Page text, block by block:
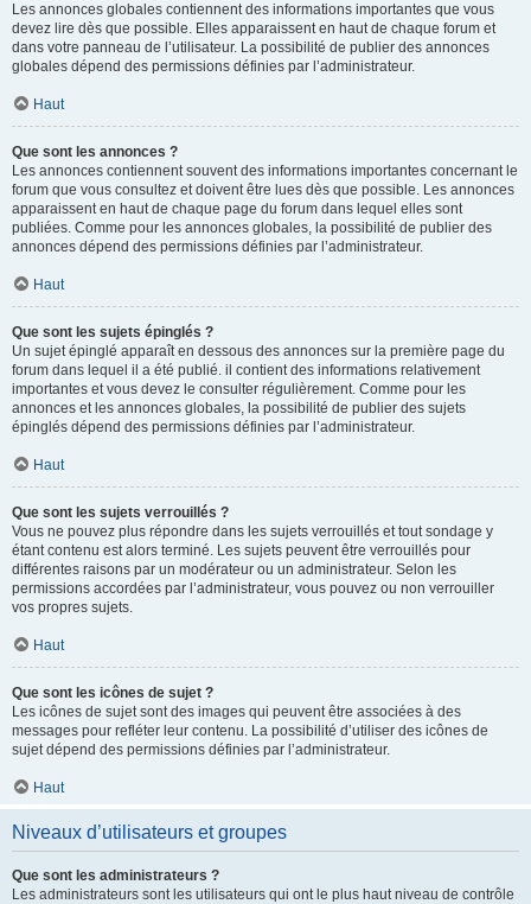
Les annonces globales contiennent des informations importantes que vous
devez lire dès que possible. Elles apparaissent en haut de chaque forum et
dans votre panneau de l’utilisateur. La possibilité de publier des annonces
globales dépend des permissions définies par l’administrateur.
Haut
Que sont les annonces ?
Les annonces contiennent souvent des informations importantes concernant le
forum que vous consultez et doivent être lues dès que possible. Les annonces
apparaissent en haut de chaque page du forum dans lequel elles sont
publiées. Comme pour les annonces globales, la possibilité de publier des
annonces dépend des permissions définies par l’administrateur.
Haut
Que sont les sujets épinglés ?
Un sujet épinglé apparaît en dessous des annonces sur la première page du
forum dans lequel il a été publié. il contient des informations relativement
importantes et vous devez le consulter régulièrement. Comme pour les
annonces et les annonces globales, la possibilité de publier des sujets
épinglés dépend des permissions définies par l’administrateur.
Haut
Que sont les sujets verrouillés ?
Vous ne pouvez plus répondre dans les sujets verrouillés et tout sondage y
étant contenu est alors terminé. Les sujets peuvent être verrouillés pour
différentes raisons par un modérateur ou un administrateur. Selon les
permissions accordées par l’administrateur, vous pouvez ou non verrouiller
vos propres sujets.
Haut
Que sont les icônes de sujet ?
Les icônes de sujet sont des images qui peuvent être associées à des
messages pour refléter leur contenu. La possibilité d’utiliser des icônes de
sujet dépend des permissions définies par l’administrateur.
Haut
Niveaux d’utilisateurs et groupes
Que sont les administrateurs ?
Les administrateurs sont les utilisateurs qui ont le plus haut niveau de contrôle